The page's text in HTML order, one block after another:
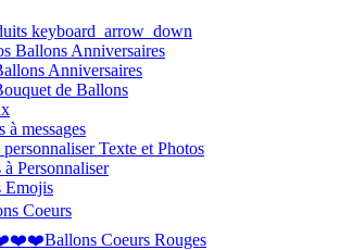
keyboard_arrow_down
Ballons Anniversaires
Anniversaires
de Ballons
à messages
Texte et Photos
Personnaliser
Emojis
Coeurs
Coeurs Rouges